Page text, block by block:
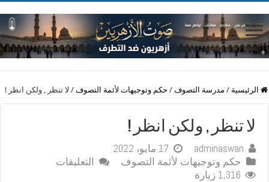
الرئيسية / مدرسة التصوف / حكم وتوجيهات لأئمة التصوف / لا تنظر , ولكن انظر !
لا تنظر , ولكن انظر !
adminaswan
17 مايو، 2022
حكم وتوجيهات لأئمة التصوف
التعليقات
1,316 زيارة